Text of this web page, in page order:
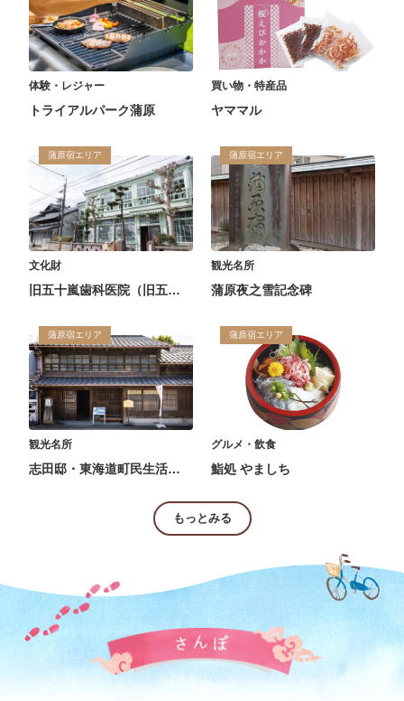
体験・レジャー
トライアルパーク蒲原
買い物・特産品
ヤママル
蒲原宿エリア
文化財
旧五十嵐歯科医院（旧五十嵐邸）
蒲原宿エリア
観光名所
蒲原夜之雪記念碑
蒲原宿エリア
観光名所
志田邸・東海道町民生活歴史館
蒲原宿エリア
グルメ・飲食
鮨処 やましち
もっとみる